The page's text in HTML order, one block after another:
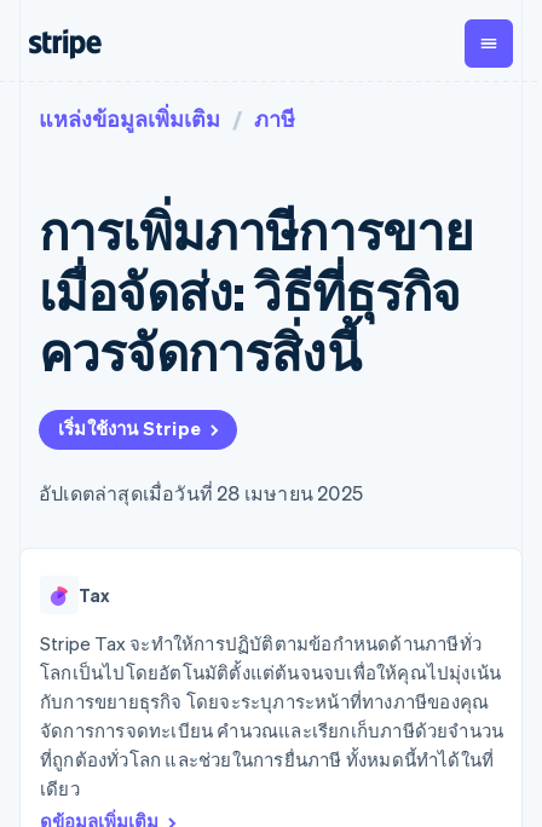
การชำระเงิน
การชำระเงิน
ออนไลน์
Payment links
การชำระเงิน
เขียนโค้ด
Checkout
UI การชำระ
Elements
องค์ประกอบ UI
ที่ยืดหยุ่น
เงิน
มากกว่า 125
Boost
ยกระดับการ
ยอมรับการ
ชำระเงิน
Link
การชำระเงินที่
รวดเร็วขึ้น
รายรับ
รายรับตาม
แบบแผนล่วง
หน้า
Metronome
การเรียกเก็บ
เงินตามการ
ใช้งาน
การชำระเงิน
ตามรอบบิล
การชำระเงิน
ตามรอบบิล
Invoicing
ครั้งเดียวหรือ
ล่วงหน้า
Tax
ขายและ VAT
ระบบ
อัตโนมัติ
สำหรับการ
ทำบัญชี
Stripe
Sigma
รายงานที่
ออกแบบเอง
Data
Global
เบิกจ่าย
ให้กับ
ตามขั้น
ตามกรณีใช้งาน
การค้าแบบใช้เอเจนต์
อีคอมเมิร์ซ
รวมในตัว
การทำงานอัตโนมัติด้าน
การเงิน
การชำระเงินในแอป
ตามอุตสาหกรรม
บริษัท AI
แวดวงครีเอเตอร์
เกม
เอกสารประกอบ
ไลบรารีและ SDK
Stripe Apps
คู่มือ
ติดตั้งใช้งานการชำระเงิน
สำเร็จรูป
สร้างแพลตฟอร์มหรือ
จัดการการชำระเงินตาม
บริการด้วยเอเจนต์
แหล่งข้อมูล
เรียนรู้
คู่มือ
การสนับสนุน
รับการสนับสนุน
รับการจัดการ
บริการเฉพาะทาง
ตำแหน่งงาน
ห้องข่าว
Stripe Press
การติดต่อ
แหล่งข้อมูลเพิ่มเติม ภาษี
การเพิ่มภาษีการขาย
เมื่อจัดส่ง: วิธีที่ธุรกิจ
ควรจัดการสิ่งนี้
เริ่มใช้งาน Stripe
อัปเดตล่าสุดเมื่อวันที่ 28 เมษายน 2025
Tax
Stripe Tax จะทำให้การปฏิบัติตามข้อกำหนดด้านภาษีทั่ว
โลกเป็นไปโดยอัตโนมัติตั้งแต่ต้นจนจบเพื่อให้คุณไปมุ่งเน้น
กับการขยายธุรกิจ โดยจะระบุภาระหน้าที่ทางภาษีของคุณ
จัดการการจดทะเบียน คำนวณและเรียกเก็บภาษีด้วยจำนวน
ที่ถูกต้องทั่วโลก และช่วยในการยื่นภาษี ทั้งหมดนี้ทำได้ในที่
เดียว
ดูข้อมูลเพิ่มเติม